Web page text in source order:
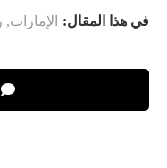
في هذا المقال: الإمارات,